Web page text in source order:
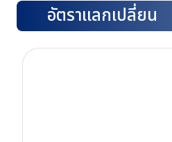
อัตราแลกเปลี่ยน